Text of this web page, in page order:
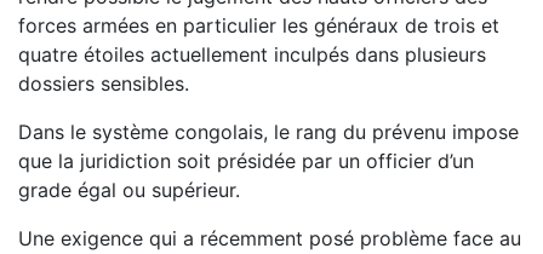
forces armées en particulier les généraux de trois et
quatre étoiles actuellement inculpés dans plusieurs
dossiers sensibles.
Dans le système congolais, le rang du prévenu impose
que la juridiction soit présidée par un officier d’un
grade égal ou supérieur.
Une exigence qui a récemment posé problème face au